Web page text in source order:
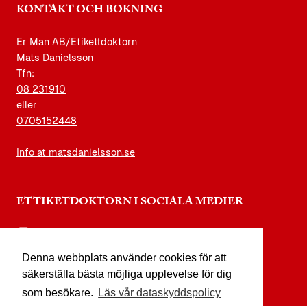
Denna webbplats använder cookies för att
säkerställa bästa möjliga upplevelse för dig
som besökare.
Läs vår dataskyddspolicy
KONTAKT OCH BOKNING
Er Man AB/Etikettdoktorn
Mats Danielsson
Tfn:
08 231910
eller
0705152448
Info at matsdanielsson.se
ETTIKETDOKTORN I SOCIALA MEDIER
facebook.com/etikettdoktorn
youtube.com/etikettdoktorn